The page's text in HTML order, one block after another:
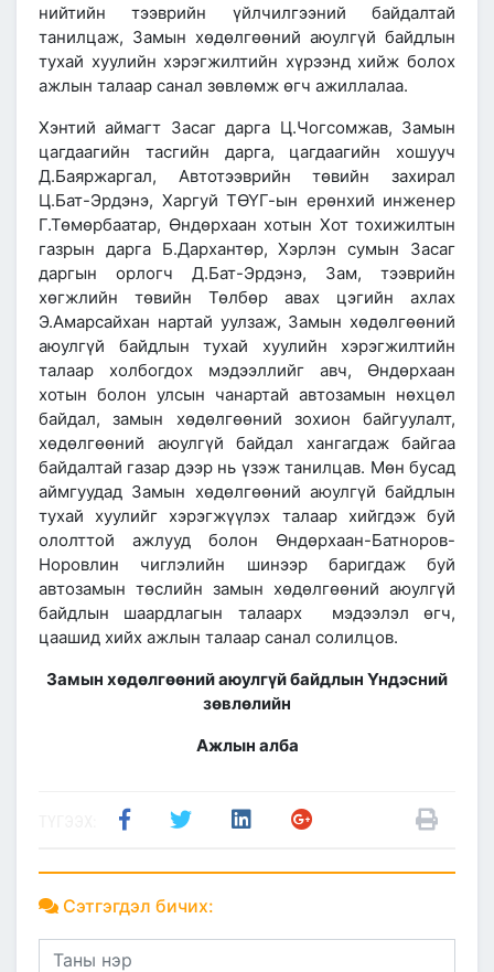
нийтийн тээврийн үйлчилгээний байдалтай
танилцаж, Замын хөдөлгөөний аюулгүй байдлын
тухай хуулийн хэрэгжилтийн хүрээнд хийж болох
ажлын талаар санал зөвлөмж өгч ажиллалаа.
Хэнтий аймагт Засаг дарга Ц.Чогсомжав, Замын
цагдаагийн тасгийн дарга, цагдаагийн хошууч
Д.Баяржаргал, Автотээврийн төвийн захирал
Ц.Бат-Эрдэнэ, Харгуй ТӨҮГ-ын ерөнхий инженер
Г.Төмөрбаатар, Өндөрхаан хотын Хот тохижилтын
газрын дарга Б.Дархантөр, Хэрлэн сумын Засаг
даргын орлогч Д.Бат-Эрдэнэ, Зам, тээврийн
хөгжлийн төвийн Төлбөр авах цэгийн ахлах
Э.Амарсайхан нартай уулзаж, Замын хөдөлгөөний
аюулгүй байдлын тухай хуулийн хэрэгжилтийн
талаар холбогдох мэдээллийг авч, Өндөрхаан
хотын болон улсын чанартай автозамын нөхцөл
байдал, замын хөдөлгөөний зохион байгуулалт,
хөдөлгөөний аюулгүй байдал хангагдаж байгаа
байдалтай газар дээр нь үзэж танилцав. Мөн бусад
аймгуудад Замын хөдөлгөөний аюулгүй байдлын
тухай хуулийг хэрэгжүүлэх талаар хийгдэж буй
ололттой ажлууд болон Өндөрхаан-Батноров-
Норовлин чиглэлийн шинээр баригдаж буй
автозамын төслийн замын хөдөлгөөний аюулгүй
байдлын шаардлагын талаарх мэдээлэл өгч,
цаашид хийх ажлын талаар санал солилцов.
Замын хөдөлгөөний аюулгүй байдлын Үндэсний
зөвлөлийн
Ажлын алба
Сэтгэгдэл бичих: